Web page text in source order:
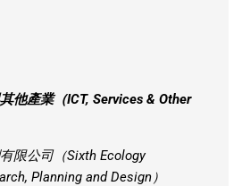
他產業（ICT, Services & Other
限公司（Sixth Ecology
Planning and Design）